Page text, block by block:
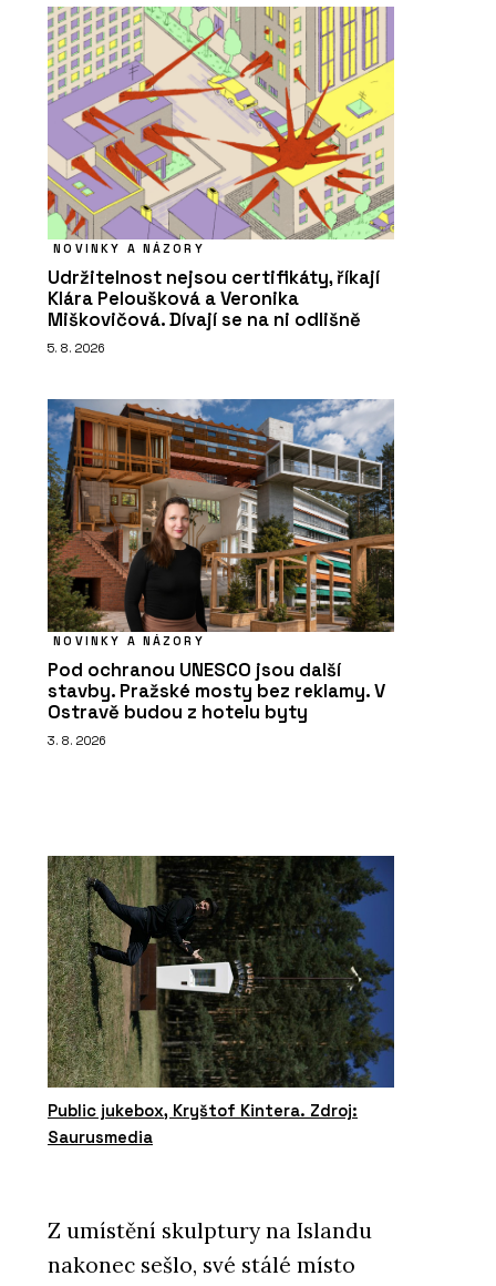
NOVINKY A NÁZORY
Udržitelnost nejsou certifikáty, říkají
Klára Peloušková a Veronika
Miškovičová. Dívají se na ni odlišně
5. 8. 2026
NOVINKY A NÁZORY
Pod ochranou UNESCO jsou další
stavby. Pražské mosty bez reklamy. V
Ostravě budou z hotelu byty
3. 8. 2026
Public jukebox, Kryštof Kintera. Zdroj:
Saurusmedia
Z umístění skulptury na Islandu
nakonec sešlo, své stálé místo